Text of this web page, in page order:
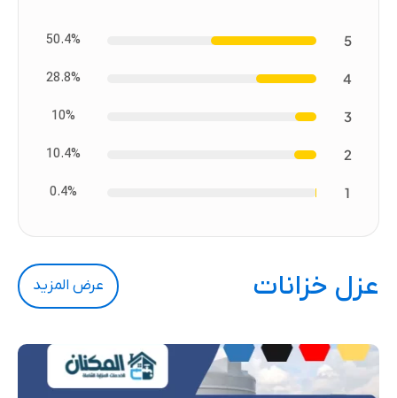
5
50.4%
4
28.8%
3
10%
2
10.4%
1
0.4%
عزل خزانات عرض المزيد